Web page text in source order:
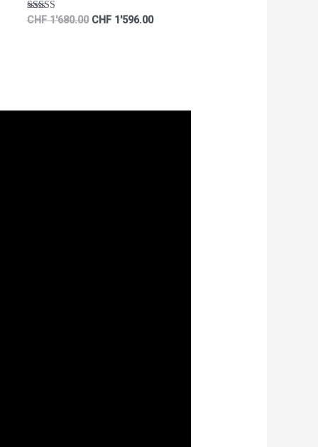
Rated
CHF1'680.00 CHF1'596.00